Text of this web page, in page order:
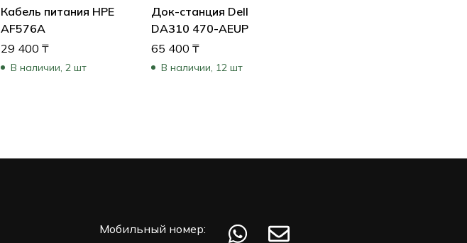
Кабель питания HPE
AF576A
29 400 ₸
В наличии, 2 шт
Док-станция Dell
DA310 470-AEUP
65 400₸
В наличии, 12 шт
Мобильный номер: